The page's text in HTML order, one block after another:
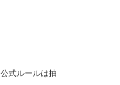
式ルールは抽